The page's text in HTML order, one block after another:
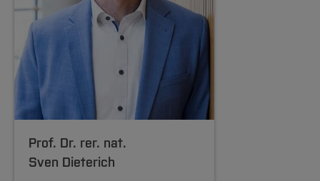
Prof. Dr. rer. nat.
Sven Dieterich